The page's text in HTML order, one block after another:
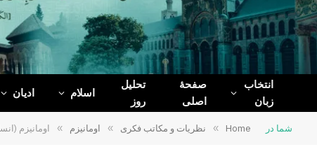
(Twitter)
انتخاب
زبان
صفحۀ
اصلی
تحلیل
روز
اسلام ادیان
شما در Home
» نظریات و مکاتب فکری » اومانیزم » اومانیزم